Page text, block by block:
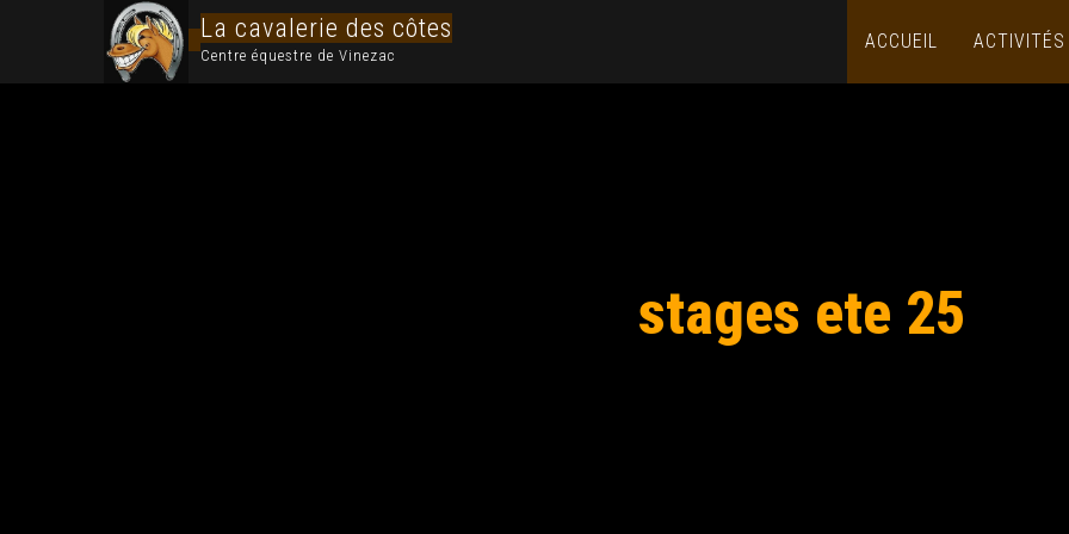
La cavalerie des côtes
Centre équestre de Vinezac
ACCUEIL ACTIVITÉS
stages ete 25